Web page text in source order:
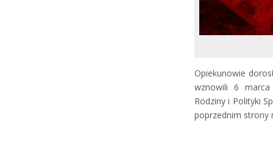
Opiekunowie
wznowili 6
Rodziny i Polityki
poprzednim strony